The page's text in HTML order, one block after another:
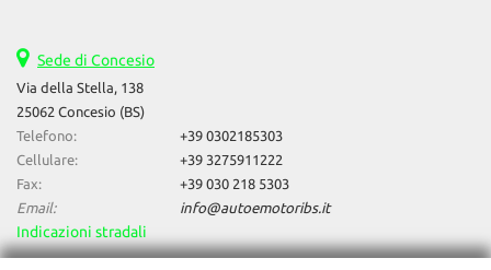
Sede di Concesio
Via della Stella, 138
25062 Concesio (BS)
Telefono:
+39 0302185303
Cellulare:
+39 3275911222
Fax:
+39 030 218 5303
Email:
info@autoemotoribs.it
Indicazioni stradali